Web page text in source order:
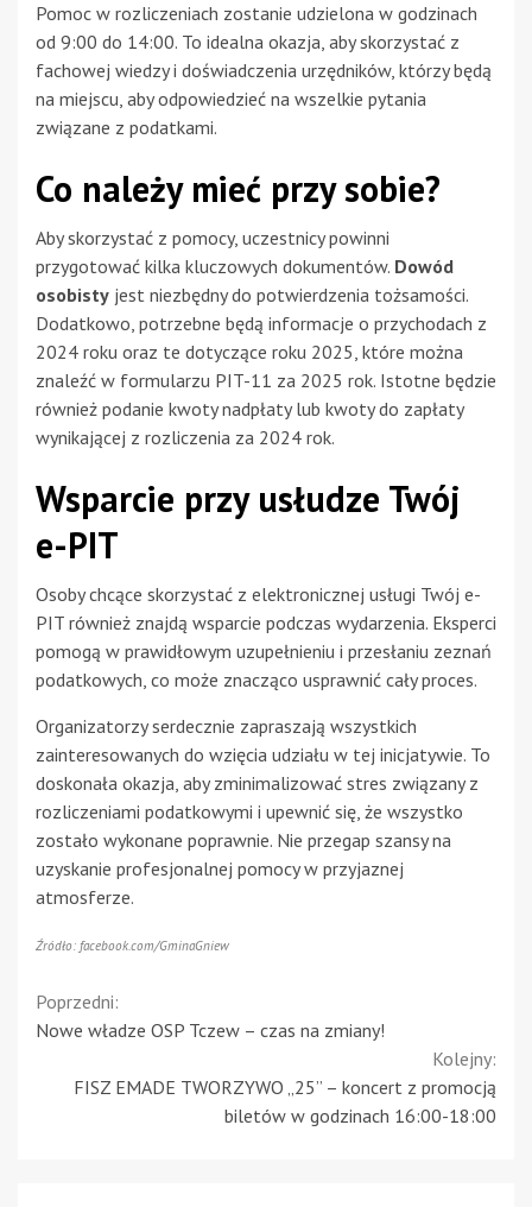
Pomoc w rozliczeniach zostanie udzielona w godzinach
od 9:00 do 14:00. To idealna okazja, aby skorzystać z
fachowej wiedzy i doświadczenia urzędników, którzy będą
na miejscu, aby odpowiedzieć na wszelkie pytania
związane z podatkami.
Co należy mieć przy sobie?
Aby skorzystać z pomocy, uczestnicy powinni
przygotować kilka kluczowych dokumentów. Dowód
osobisty jest niezbędny do potwierdzenia tożsamości.
Dodatkowo, potrzebne będą informacje o przychodach z
2024 roku oraz te dotyczące roku 2025, które można
znaleźć w formularzu PIT-11 za 2025 rok. Istotne będzie
również podanie kwoty nadpłaty lub kwoty do zapłaty
wynikającej z rozliczenia za 2024 rok.
Wsparcie przy usłudze Twój
e-PIT
Osoby chcące skorzystać z elektronicznej usługi Twój e-
PIT również znajdą wsparcie podczas wydarzenia. Eksperci
pomogą w prawidłowym uzupełnieniu i przesłaniu zeznań
podatkowych, co może znacząco usprawnić cały proces.
Organizatorzy serdecznie zapraszają wszystkich
zainteresowanych do wzięcia udziału w tej inicjatywie. To
doskonała okazja, aby zminimalizować stres związany z
rozliczeniami podatkowymi i upewnić się, że wszystko
zostało wykonane poprawnie. Nie przegap szansy na
uzyskanie profesjonalnej pomocy w przyjaznej
atmosferze.
Źródło: facebook.com/GminaGniew
Continue
Poprzedni:
Nowe władze OSP Tczew – czas na zmiany!
Kolejny:
FISZ EMADE TWORZYWO „25” – koncert z promocją
biletów w godzinach 16:00-18:00